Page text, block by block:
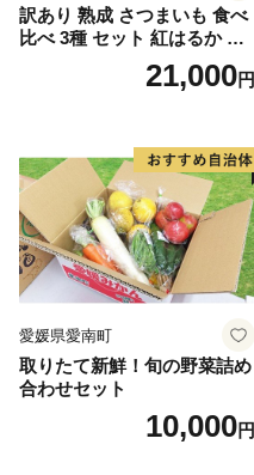
訳あり 熟成 さつまいも 食べ
比べ 3種 セット 紅はるか 安
納芋 シルクスイート 合計 15
kg サイズ混合 サツマイモ 焼
芋 ほしいも スイートポテト
いも天 サイズミックス 甘い
ねっとり 生芋 新芋 あんのう
いも 甘藷 べにはるか スイー
ツ 国産 糖度 産地直送 農家直
送 数量限定 21000円 愛媛 愛
南 ミッチーのおみかん畑
21,000円
愛媛県愛南町
取りたて新鮮！旬の野菜詰め
合わせセット
10,000円